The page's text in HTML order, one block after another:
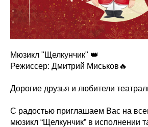
Мюзикл "Щелкунчик" 👑
Режиссер: Дмитрий Миськов🔥
Дорогие друзья и любители
С радостью приглашаем Вас на
мюзикл “Щелкунчик” в исполнении